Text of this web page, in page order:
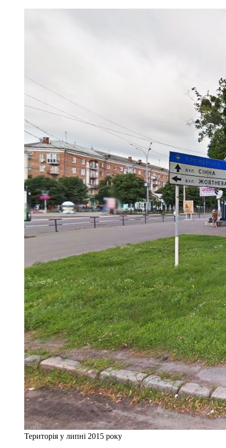
Територія у липні 2015 року